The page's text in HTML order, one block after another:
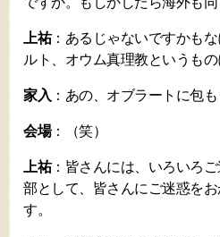
上祐：あるじゃないですかも
ルト、オウム真理教というも
家入 ：あの、オブラートに包
会場：（笑）
上祐：皆さんには、いろいろ
部として、皆さんにご迷惑を
す。